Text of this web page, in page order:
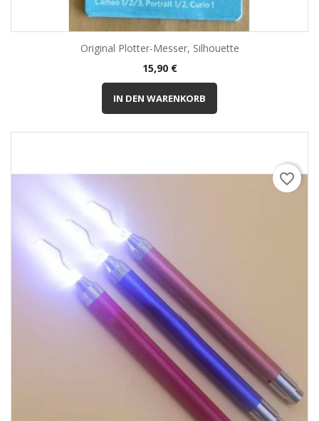
Original Plotter-Messer, Silhouette
Preis
15,90 €
IN DEN WARENKORB
favorite_border